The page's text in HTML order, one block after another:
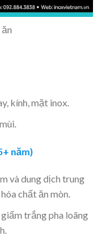
kính, mặt inox.
năm)
và dung dịch trung
chất ăn mòn.
trắng pha loãng